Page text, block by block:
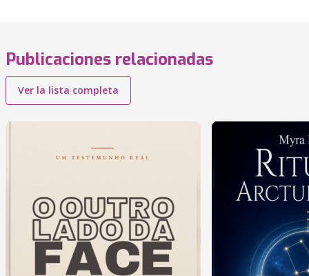
Publicaciones relacionadas
Ver la lista completa